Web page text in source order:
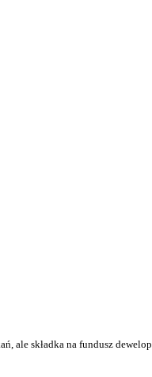
ale składka na fundusz